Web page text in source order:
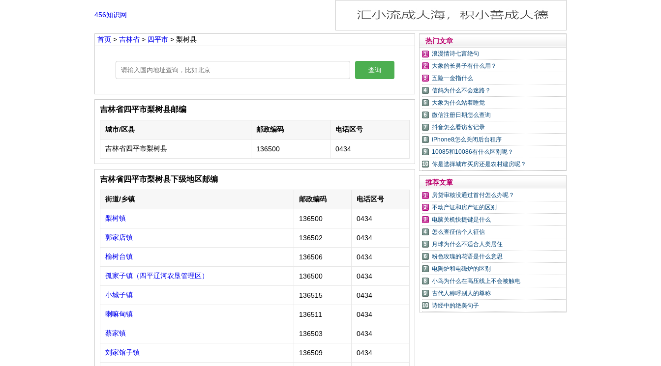
456知识网
首页 > 吉林省 > 四平市 > 梨树县
查询
吉林省四平市梨树县邮编
城市/区县 邮政编码 电话区号
吉林省四平市梨树县 136500 0434
吉林省四平市梨树县下级地区邮编
街道/乡镇 邮政编码 电话区号
梨树镇 136500 0434
郭家店镇 136502 0434
榆树台镇 136506 0434
孤家子镇（四平辽河农垦管理区） 136500 0434
小城子镇 136515 0434
喇嘛甸镇 136511 0434
蔡家镇 136503 0434
刘家馆子镇 136509 0434
热门文章
浪漫情诗七言绝句
大象的长鼻子有什么用？
五险一金指什么
信鸽为什么不会迷路？
大象为什么站着睡觉
微信注册日期怎么查询
抖音怎么看访客记录
iPhone8怎么关闭后台程序
10085和10086有什么区别呢？
你是选择城市买房还是农村建房呢？
推荐文章
房贷审核没通过首付怎么办呢？
不动产证和房产证的区别
电脑关机快捷键是什么
怎么查征信个人征信
月球为什么不适合人类居住
粉色玫瑰的花语是什么意思
电陶炉和电磁炉的区别
小鸟为什么在高压线上不会被触电
古代人称呼别人的尊称
诗经中的绝美句子